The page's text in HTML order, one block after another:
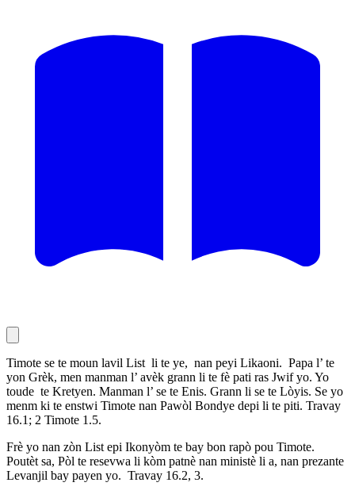
Timote se te moun lavil List li te ye, nan peyi Likaoni. Papa l’ te
yon Grèk, men manman l’ avèk grann li te fè pati ras Jwif yo. Yo
toude te Kretyen. Manman l’ se te Enis. Grann li se te Lòyis. Se yo
menm ki te enstwi Timote nan Pawòl Bondye depi li te piti. Travay
16.1; 2 Timote 1.5.
Frè yo nan zòn List epi Ikonyòm te bay bon rapò pou Timote.
Poutèt sa, Pòl te resevwa li kòm patnè nan ministè li a, nan prezante
Levanjil bay payen yo. Travay 16.2, 3.